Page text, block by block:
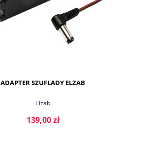
ADAPTER SZUFLADY ELZAB
Elzab
139,00 zł